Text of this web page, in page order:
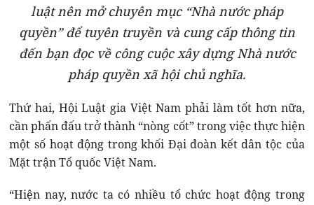
luật nên mở chuyên mục “Nhà nước pháp
quyền” để tuyên truyền và cung cấp thông tin
đến bạn đọc về công cuộc xây dựng Nhà nước
pháp quyền xã hội chủ nghĩa.
Thứ hai, Hội Luật gia Việt Nam phải làm tốt hơn nữa,
cần phấn đấu trở thành “nòng cốt” trong việc thực hiện
một số hoạt động trong khối Đại đoàn kết dân tộc của
Mặt trận Tổ quốc Việt Nam.
“Hiện nay, nước ta có nhiều tổ chức hoạt động trong